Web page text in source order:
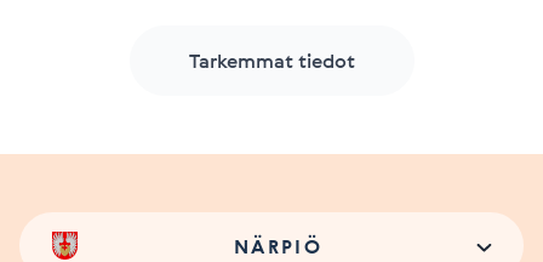
Tarkemmat tiedot
NÄRPIÖ